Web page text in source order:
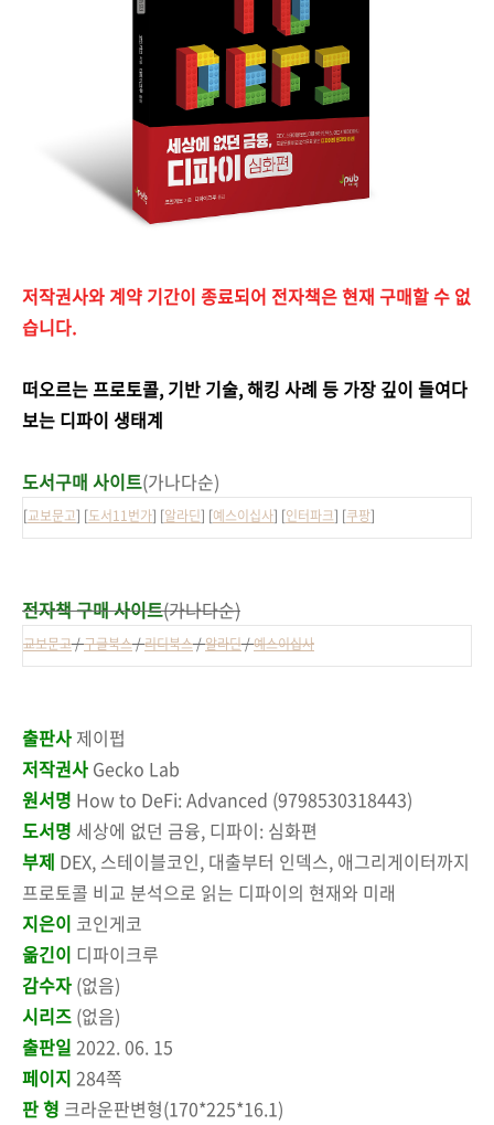
저작권사와 계약 기간이 종료되어 전자책은 현재 구매할 수 없
습니다.
떠오르는 프로토콜, 기반 기술, 해킹 사례 등 가장 깊이 들여다
보는 디파이 생태계
도서구매 사이트(가나다순)
[교보문고] [도서11번가] [알라딘] [예스이십사] [인터파크] [쿠팡]
전자책 구매 사이트(가나다순)
교보문고/구글북스/리디북스/알라딘/예스이십사
출판사 제이펍
저작권사 Gecko Lab
원서명 How to DeFi: Advanced (9798530318443)
도서명 세상에 없던 금융, 디파이: 심화편
부제 DEX, 스테이블코인, 대출부터 인덱스, 애그리게이터까지
프로토콜 비교 분석으로 읽는 디파이의 현재와 미래
지은이 코인게코
옮긴이 디파이크루
감수자 (없음)
시리즈 (없음)
출판일 2022. 06. 15
페이지 284쪽
판 형 크라운판변형(170*225*16.1)